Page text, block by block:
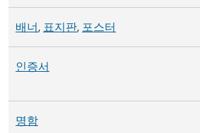
배너, 표지판, 포스터
인증서
명함